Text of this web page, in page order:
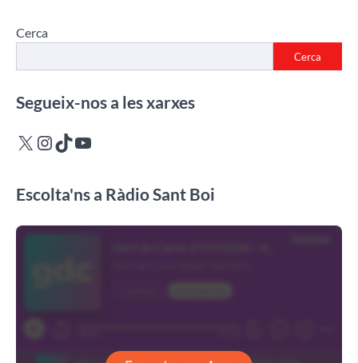
Cerca
Cerca
Segueix-nos a les xarxes
X Instagram
TikTokYouTube
Escolta'ns a Ràdio Sant Boi